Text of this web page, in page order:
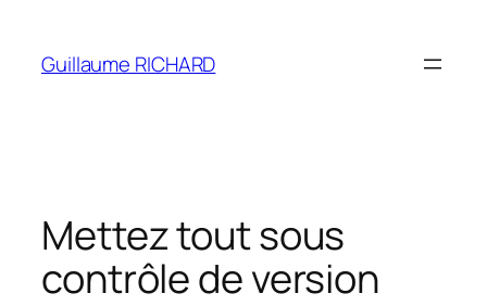
contenu
Guillaume RICHARD
Mettez tout sous
contrôle de version